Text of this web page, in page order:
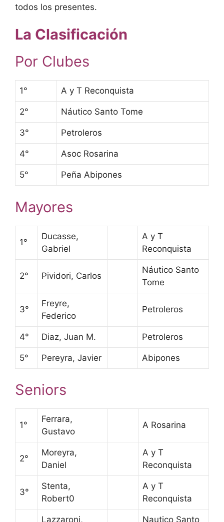
todos los presentes.
La Clasificación
Por Clubes
1° A y T Reconquista
2° Náutico Santo Tome
3° Petroleros
4° Asoc Rosarina
5° Peña Abipones
Mayores
1°
Ducasse,
Gabriel
A y T
Reconquista
2° Pividori, Carlos
Náutico Santo
Tome
3°
Freyre,
Federico
Petroleros
4° Diaz, Juan M. Petroleros
5° Pereyra, Javier Abipones
Seniors
1°
Ferrara,
Gustavo
A Rosarina
2°
Moreyra,
Daniel
A y T
Reconquista
3°
Stenta,
Robert0
A y T
Reconquista
Lazzaroni, Nautico Santo